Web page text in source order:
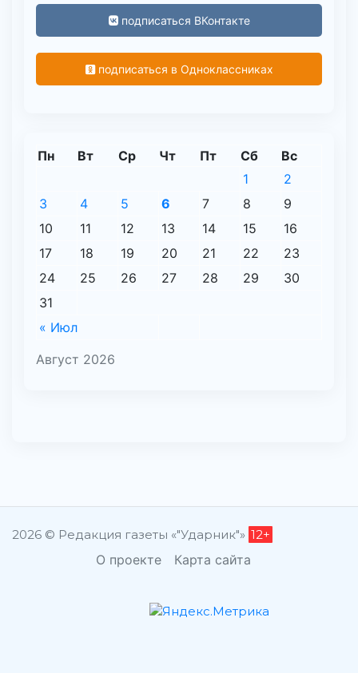
подписаться ВКонтакте
подписаться в Одноклассниках
Август 2026
Пн Вт Ср Чт Пт Сб Вс
« Июл
1
2
3
4 5 6 7 8
9
10
11 12 13 14 15
16
17
18 19 20 21 22
23
24
25 26 27 28 29
30
31
2026 © Редакция газеты «"Ударник"» 12+
О проекте Карта сайта